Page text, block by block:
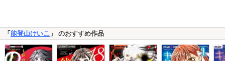
「能登山けいこ 」 のおすすめ作品